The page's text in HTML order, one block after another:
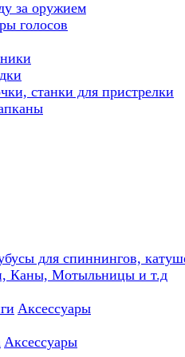
за оружием
голосов
станки для пристрелки
для спиннингов,
Каны, Мотыльницы и т.д
Аксессуары
Аксессуары